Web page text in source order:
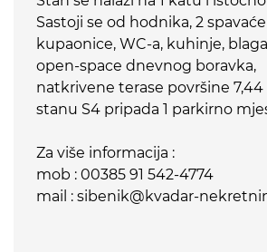
Sastoji se od hodnika, 2
kupaonice, WC-a, kuhinje,
open-space dnevnog boravka,
natkrivene terase površine 7,44
stanu S4 pripada 1 parkirno
Za više informacija :
mob : 00385 91 542-4774
mail : sibenik@kvadar-